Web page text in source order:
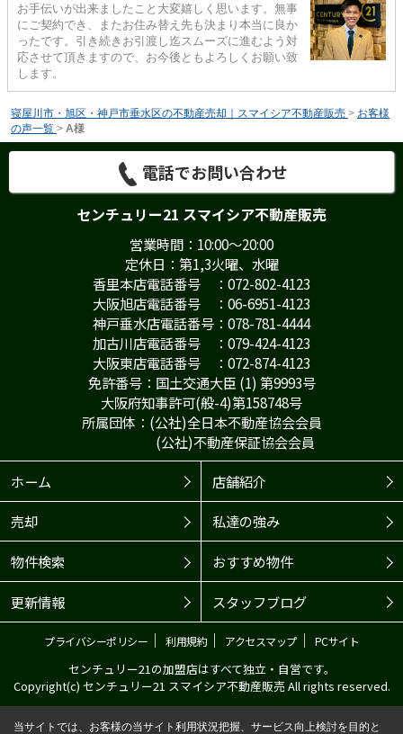
お手伝いが出来ましたこと大変嬉しく思います。無事
にご契約でき、またお住み替え先も決まり本当に良か
ったです。引き続きお引渡し迄スムーズに進むよう対
応させて頂きますので、お今後ともよろしくお願い致
します。
寝屋川市・旭区・神戸市垂水区の不動産売却｜スマイシア不動産販売 > お客様
の声一覧 > A様
電話でお問い合わせ
センチュリー21 スマイシア不動産販売
営業時間：10:00～20:00
定休日：第1,3火曜、水曜
香里本店電話番号 ：072-802-4123
大阪旭店電話番号 ：06-6951-4123
神戸垂水店電話番号：078-781-4444
加古川店電話番号 ：079-424-4123
大阪東店電話番号 ：072-874-4123
免許番号：国土交通大臣 (1) 第9993号
大阪府知事許可(般-4)第158748号
所属団体：(公社)全日本不動産協会会員
(公社)不動産保証協会会員
ホーム
店舗紹介
売却 私達の強み
物件検索 おすすめ物件
更新情報 スタッフブログ
プライバシーポリシー ｜ 利用規約｜ アクセスマップ｜ PCサイト
センチュリー21の加盟店はすべて独立・自営です。
Copyright(c) センチュリー21 スマイシア不動産販売 All rights reserved.
当サイトでは、お客様の当サイト利用状況把握、サービス向上検討を目的と